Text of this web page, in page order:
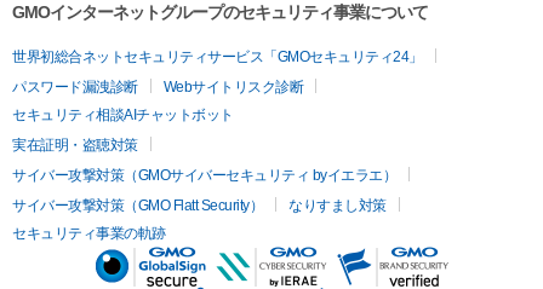
GMOインターネットグループのセキュリティ事業について
世界初総合ネットセキュリティサービス「GMOセキュリティ24」
パスワード漏洩診断
Webサイトリスク診断
セキュリティ相談AIチャットボット
実在証明・盗聴対策
サイバー攻撃対策（GMOサイバーセキュリティ byイエラエ）
サイバー攻撃対策（GMO Flatt Security）
なりすまし対策
セキュリティ事業の軌跡